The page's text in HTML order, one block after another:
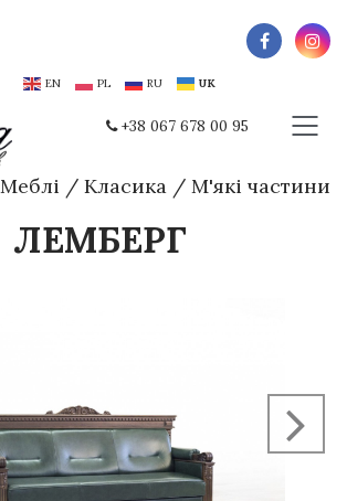
EN PL RU UK
+38 067 678 00 95
Меблі / Класика / М'які частини
ЛЕМБЕРГ